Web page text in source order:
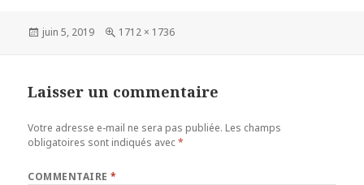
Publié
juin 5, 2019
Taille
1712 × 1736
Laisser un commentaire
Votre adresse e-mail ne sera pas publiée. Les champs
obligatoires sont indiqués avec*
COMMENTAIRE*